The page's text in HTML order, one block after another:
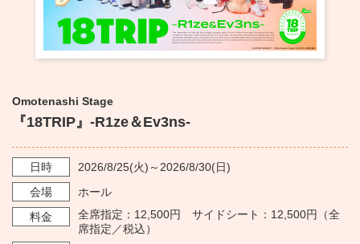
・ イベント一覧
・ イベントカレンダー
ご来場案内
・ フロアマップ
・ レストラン/カフェ
・ 交通案内
・ よくある質問
KAATについて
・ ミッション
・ 芸術監督
KAAT 神奈川芸術劇場
SNS
Omotenashi Stage
『18TRIP』-R1ze＆Ev3ns-
日時 2026/8/25(火)～ 2026/8/30(日)
会場
ホール
料金
全席指定：12,500円 サイドシート：12,500円（全
席指定／税込）